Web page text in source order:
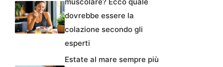
muscolare? Ecco quale
dovrebbe essere la
colazione secondo gli
esperti
Estate al mare sempre più